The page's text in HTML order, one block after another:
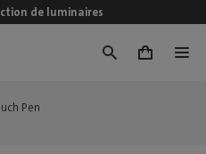
de luminaires
0
Pen